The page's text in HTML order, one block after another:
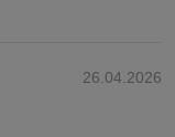
26.04.2026